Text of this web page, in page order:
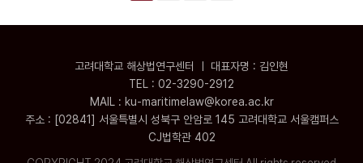
고려대학교 해상법연구센터 ㅣ 대표자명 : 김인현
TEL : 02-3290-2912
MAIL : ku-maritimelaw@korea.ac.kr
주소 : [02841] 서울특별시 성북구 안암로 145 고려대학교 서울캠퍼스
CJ법학관 402